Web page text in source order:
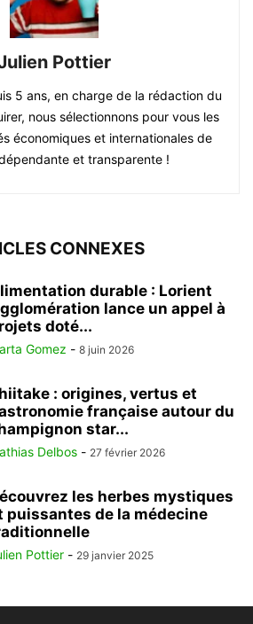
Pottier
5 ans, en charge de la rédaction du
nous sélectionnons pour vous les
économiques et internationales de
et transparente !
CONNEXES
durable : Lorient
lance un appel à
doté...
Gomez - 8 juin 2026
: origines, vertus et
française autour du
star...
Delbos - 27 février 2026
les herbes mystiques
puissantes de la médecine
Pottier - 29 janvier 2025